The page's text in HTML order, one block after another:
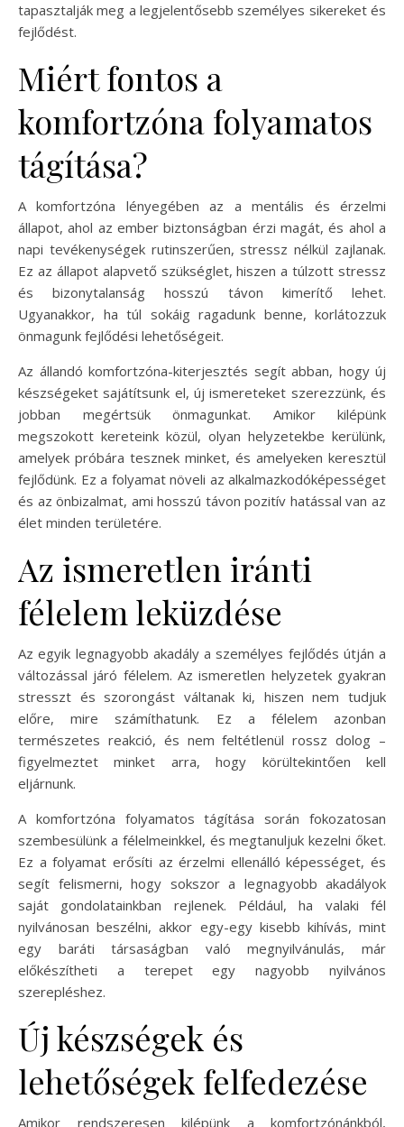
tapasztalják meg a legjelentősebb személyes sikereket és
fejlődést.
Miért fontos a
komfortzóna folyamatos
tágítása?
A komfortzóna lényegében az a mentális és érzelmi
állapot, ahol az ember biztonságban érzi magát, és ahol a
napi tevékenységek rutinszerűen, stressz nélkül zajlanak.
Ez az állapot alapvető szükséglet, hiszen a túlzott stressz
és bizonytalanság hosszú távon kimerítő lehet.
Ugyanakkor, ha túl sokáig ragadunk benne, korlátozzuk
önmagunk fejlődési lehetőségeit.
Az állandó komfortzóna-kiterjesztés segít abban, hogy új
készségeket sajátítsunk el, új ismereteket szerezzünk, és
jobban megértsük önmagunkat. Amikor kilépünk
megszokott kereteink közül, olyan helyzetekbe kerülünk,
amelyek próbára tesznek minket, és amelyeken keresztül
fejlődünk. Ez a folyamat növeli az alkalmazkodóképességet
és az önbizalmat, ami hosszú távon pozitív hatással van az
élet minden területére.
Az ismeretlen iránti
félelem leküzdése
Az egyik legnagyobb akadály a személyes fejlődés útján a
változással járó félelem. Az ismeretlen helyzetek gyakran
stresszt és szorongást váltanak ki, hiszen nem tudjuk
előre, mire számíthatunk. Ez a félelem azonban
természetes reakció, és nem feltétlenül rossz dolog –
figyelmeztet minket arra, hogy körültekintően kell
eljárnunk.
A komfortzóna folyamatos tágítása során fokozatosan
szembesülünk a félelmeinkkel, és megtanuljuk kezelni őket.
Ez a folyamat erősíti az érzelmi ellenálló képességet, és
segít felismerni, hogy sokszor a legnagyobb akadályok
saját gondolatainkban rejlenek. Például, ha valaki fél
nyilvánosan beszélni, akkor egy-egy kisebb kihívás, mint
egy baráti társaságban való megnyilvánulás, már
előkészítheti a terepet egy nagyobb nyilvános
szerepléshez.
Új készségek és
lehetőségek felfedezése
Amikor rendszeresen kilépünk a komfortzónánkból,